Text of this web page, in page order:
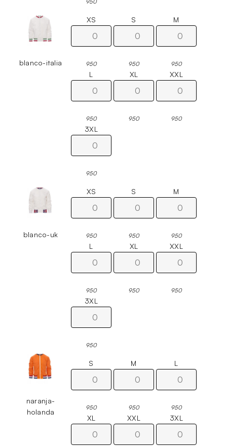
950
blanco-italia
XS
950
S
950
M
950
L
950
XL
950
XXL
950
3XL
950
blanco-uk
XS
950
S
950
M
950
L
950
XL
950
XXL
950
3XL
950
naranja-
holanda
S
950
M
950
L
950
XL XXL 3XL